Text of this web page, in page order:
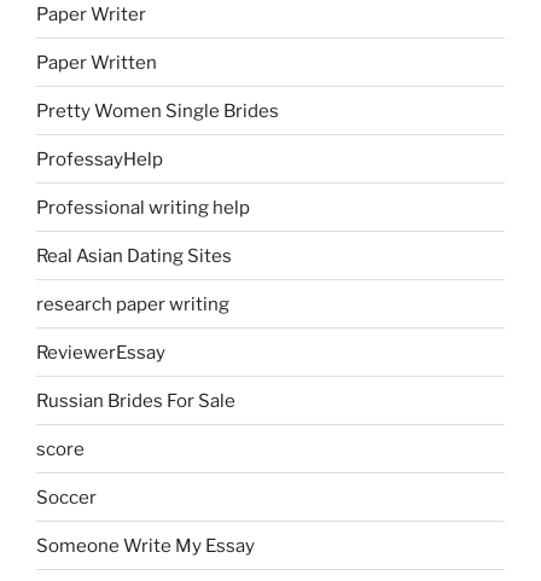
Paper Writer
Paper Written
Pretty Women Single Brides
ProfessayHelp
Professional writing help
Real Asian Dating Sites
research paper writing
ReviewerEssay
Russian Brides For Sale
score
Soccer
Someone Write My Essay